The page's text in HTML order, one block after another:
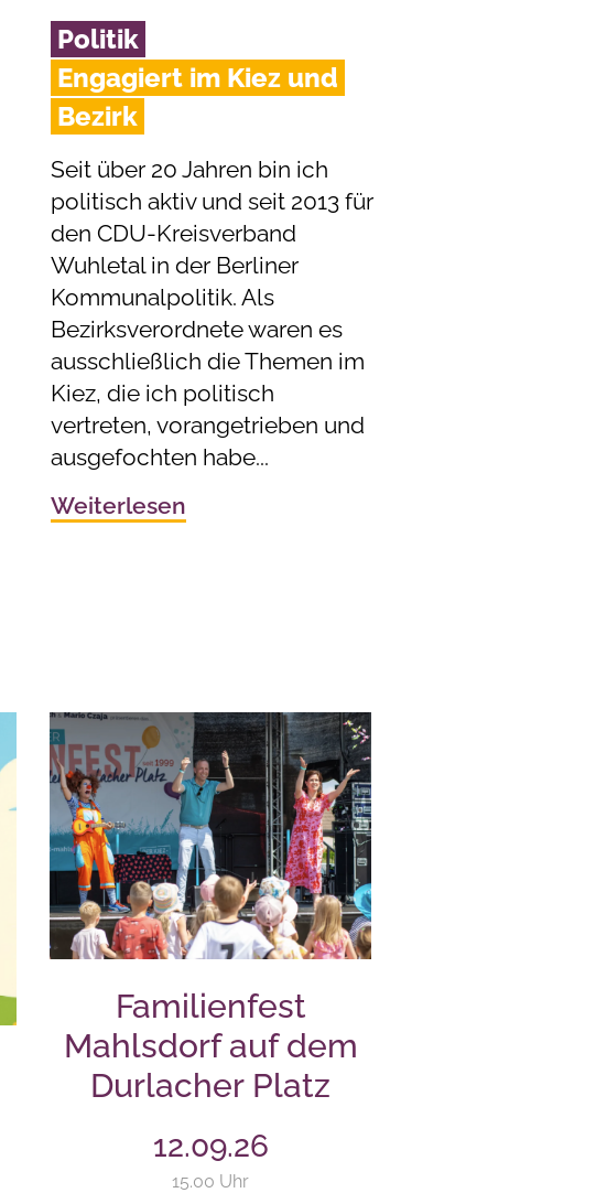
Politik
Engagiert im Kiez und
Bezirk
Seit über 20 Jahren bin ich
politisch aktiv und seit 2013 für
den CDU-Kreisverband
Wuhletal in der Berliner
Kommunalpolitik. Als
Bezirksverordnete waren es
ausschließlich die Themen im
Kiez, die ich politisch
vertreten, vorangetrieben und
ausgefochten habe...
Weiterlesen
Familienfest
Mahlsdorf auf dem
Durlacher Platz
12.09.26
15.00 Uhr